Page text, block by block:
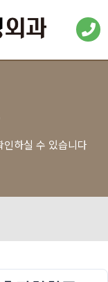
인하실 수 있습니다